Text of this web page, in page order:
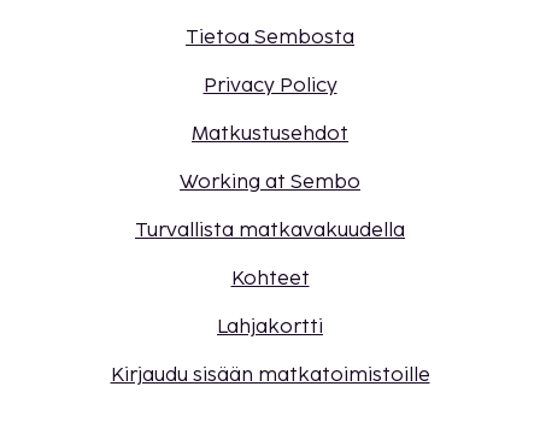
Tietoa Sembosta
Privacy Policy
Matkustusehdot
Working at Sembo
Turvallista matkavakuudella
Kohteet
Lahjakortti
Kirjaudu sisään matkatoimistoille